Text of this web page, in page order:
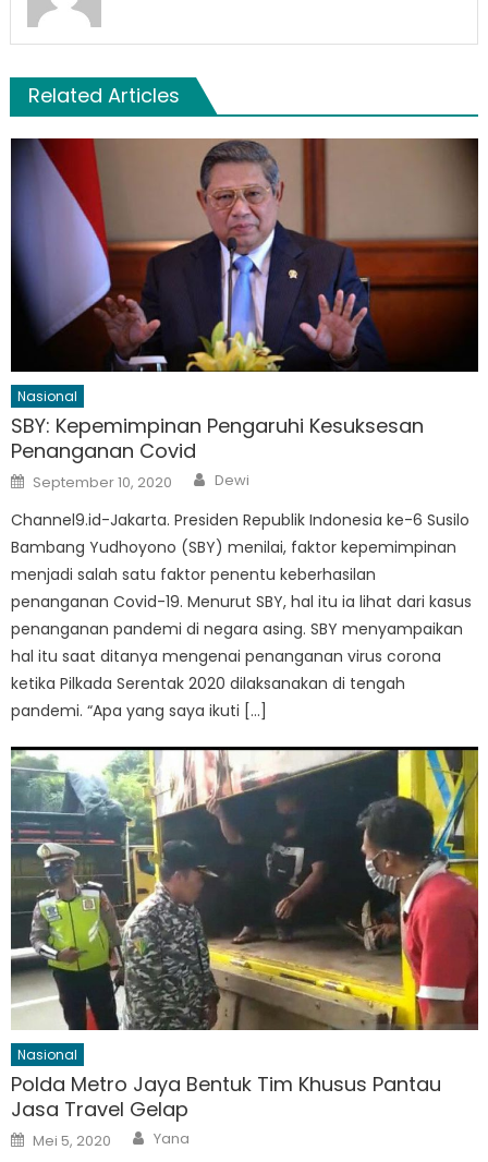
Related Articles
Nasional
SBY: Kepemimpinan Pengaruhi Kesuksesan
Penanganan Covid
Posted
on
September 10, 2020 Author
Dewi
Channel9.id-Jakarta. Presiden Republik Indonesia ke-6 Susilo
Bambang Yudhoyono (SBY) menilai, faktor kepemimpinan
menjadi salah satu faktor penentu keberhasilan
penanganan Covid-19. Menurut SBY, hal itu ia lihat dari kasus
penanganan pandemi di negara asing. SBY menyampaikan
hal itu saat ditanya mengenai penanganan virus corona
ketika Pilkada Serentak 2020 dilaksanakan di tengah
pandemi. “Apa yang saya ikuti […]
Nasional
Polda Metro Jaya Bentuk Tim Khusus Pantau
Jasa Travel Gelap
Posted
on
Mei 5, 2020 Author
Yana